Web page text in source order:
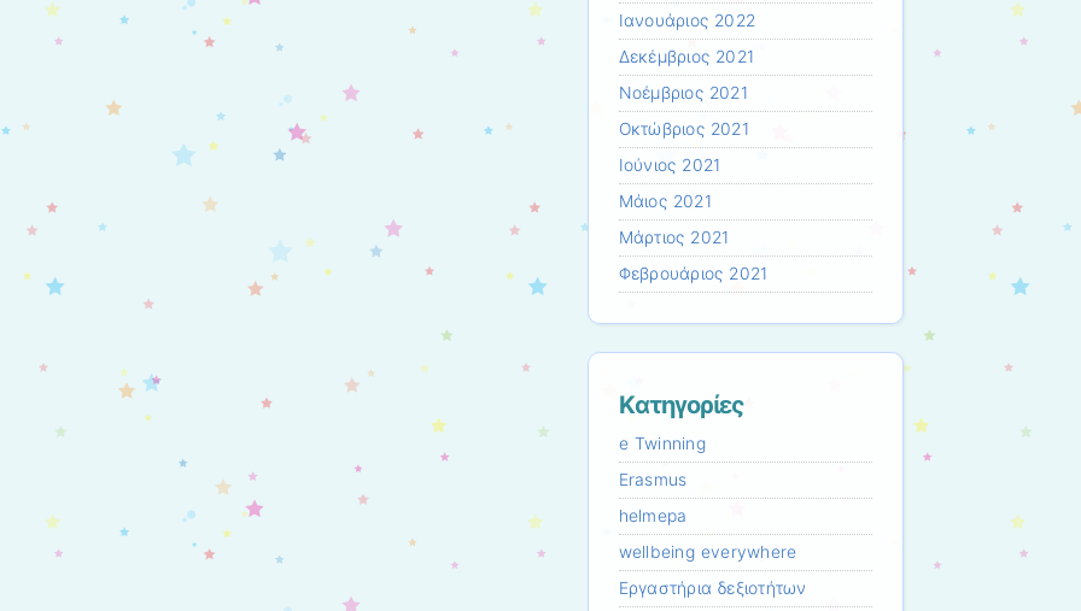
Ιανουάριος 2022
Δεκέμβριος 2021
Νοέμβριος 2021
Οκτώβριος 2021
Ιούνιος 2021
Μάιος 2021
Μάρτιος 2021
Φεβρουάριος 2021
Kατηγορίες
e Twinning
Erasmus
helmepa
wellbeing everywhere
Εργαστήρια δεξιοτήτων